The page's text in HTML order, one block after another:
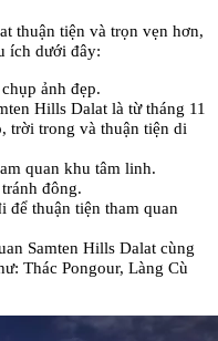
thuận tiện và trọn vẹn hơn,
ích dưới đây:
ảnh đẹp.
Hills Dalat là từ tháng 11
trời trong và thuận tiện di
quan khu tâm linh.
đông.
để thuận tiện tham quan
Samten Hills Dalat cùng
Thác Pongour, Làng Cù